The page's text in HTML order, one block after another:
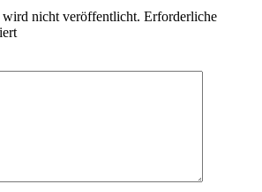
nicht veröffentlicht. Erforderliche